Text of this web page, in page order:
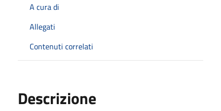
A cura di
Allegati
Contenuti correlati
Descrizione